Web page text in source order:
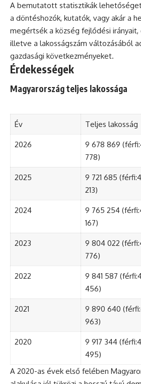
A bemutatott statisztikák lehetőséget
a döntéshozók, kutatók, vagy akár a
megértsék a község fejlődési irányait,
illetve a lakosságszám változásából
gazdasági következményeket.
Érdekességek
Magyarország teljes lakossága
Év Teljes lakosság
2026
9 678 869
778)
2025
9 721 685
213)
2024
9 765 254
167)
2023
9 804 022
776)
2022
9 841 587
456)
2021
9 890 640
963)
2020
9 917 344
495)
A 2020-as évek első felében